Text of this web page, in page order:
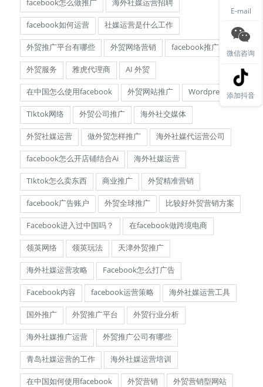
facebook怎么做推广 海外社媒运营招聘
facebook如何运营 社媒运营是什么工作
外贸推广平台有哪些 外贸网络营销 facebook推广2025
外贸服务 雅虎代理商 AI 外贸
在中国怎么使用facebook 外贸网站推广 Wordpress
TIktok网络 外贸公司推广 海外社交媒体
外贸社媒运营 做外贸怎样推广 海外社媒代运营公司
facebook怎么开店铺结合Ai 海外社媒运营
TIktok怎么卖东西 商业推广 外贸精准营销
facebook广告账户 外贸全球推广 比较好外贸营销方案
Facebook进入过中国吗？ 在facebook做跨境电商
领英网络 领英玩法 天津外贸推广
海外社媒运营攻略 Facebook怎么打广告
Facebook内容 facebook运营策略 海外社媒运营工具
国外推广 外贸推广平台 外贸行业分析
海外社媒推广运营 外贸推广公司有哪些
青岛社媒运营的工作 海外社媒运营培训
在中国如何使用facebook 外贸营销 外贸营销型网站
E-mail
微信咨询
添加抖音